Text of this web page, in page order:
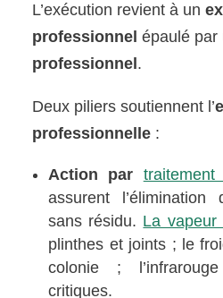
L’exécution revient à un
professionnel épaulé
professionnel .
Deux piliers soutiennent l’
professionnelle :
Action par traitement
assurent
sans résidu. La vapeur
plinthes et joints ; le
colonie ;
critiques.